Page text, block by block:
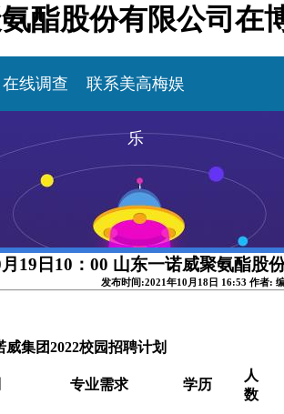
酯股份有限公司
在线调查 联系美高梅娱
乐
19日10：00 山东一诺威聚氨酯股
发布时间:2021年10月18日 16:53 作者:
威集团2022校园招聘计划
专业需求 学历
人
数